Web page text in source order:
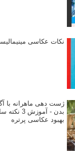
نکات عکاسی
ژست دهی ماهرانه با
بدن - آموزش
بهبود عکاسی پرتره